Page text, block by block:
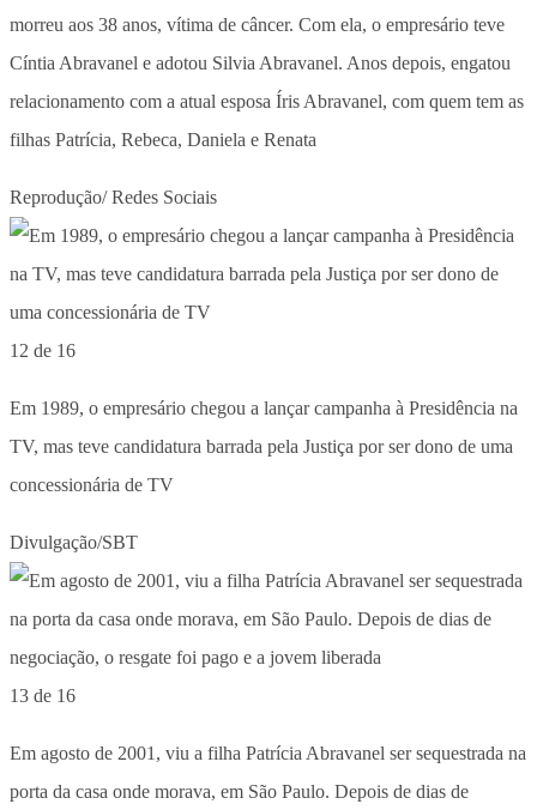
morreu aos 38 anos, vítima de câncer. Com ela, o empresário teve
Cíntia Abravanel e adotou Silvia Abravanel. Anos depois, engatou
relacionamento com a atual esposa Íris Abravanel, com quem tem as
filhas Patrícia, Rebeca, Daniela e Renata
Reprodução/ Redes Sociais
12 de 16
Em 1989, o empresário chegou a lançar campanha à Presidência na
TV, mas teve candidatura barrada pela Justiça por ser dono de uma
concessionária de TV
Divulgação/SBT
13 de 16
Em agosto de 2001, viu a filha Patrícia Abravanel ser sequestrada na
porta da casa onde morava, em São Paulo. Depois de dias de